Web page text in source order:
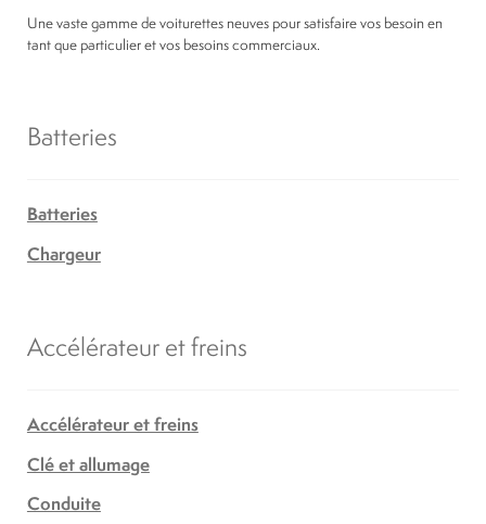
Une vaste gamme de voiturettes neuves pour satisfaire vos besoin en
tant que particulier et vos besoins commerciaux.
Batteries
Batteries
Chargeur
Accélérateur et freins
Accélérateur et freins
Clé et allumage
Conduite